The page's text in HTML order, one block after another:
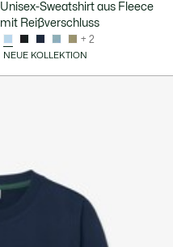
Unisex-Sweatshirt aus Fleece
mit Reißverschluss
+ 2
NEUE KOLLEKTION